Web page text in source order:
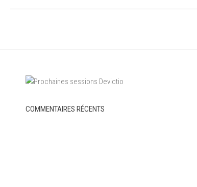
COMMENTAIRES RÉCENTS